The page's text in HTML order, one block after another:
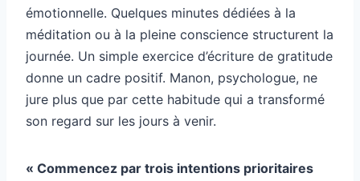
émotionnelle. Quelques minutes dédiées à la
méditation ou à la pleine conscience structurent la
journée. Un simple exercice d’écriture de gratitude
donne un cadre positif. Manon, psychologue, ne
jure plus que par cette habitude qui a transformé
son regard sur les jours à venir.
« Commencez par trois intentions prioritaires